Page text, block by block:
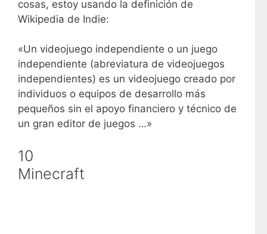
cosas, estoy usando la definición de
Wikipedia de Indie:
«Un videojuego independiente o un juego
independiente (abreviatura de videojuegos
independientes) es un videojuego creado por
individuos o equipos de desarrollo más
pequeños sin el apoyo financiero y técnico de
un gran editor de juegos …»
10
Minecraft